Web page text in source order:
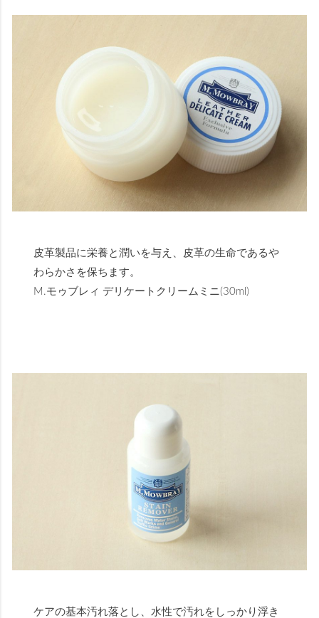
皮革製品に栄養と潤いを与え、皮革の生命であるや
わらかさを保ちます。
M.モゥブレィ デリケートクリームミニ(30ml)
ケアの基本汚れ落とし、水性で汚れをしっかり浮き